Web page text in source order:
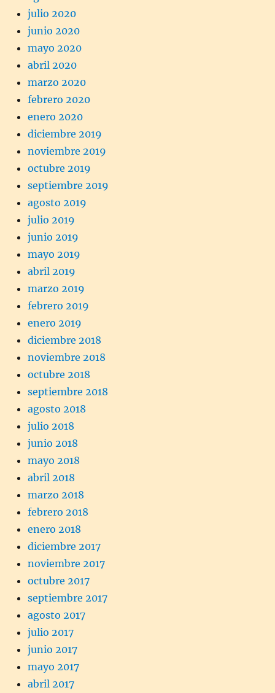
julio 2020
junio 2020
mayo 2020
abril 2020
marzo 2020
febrero 2020
enero 2020
diciembre 2019
noviembre 2019
octubre 2019
septiembre 2019
agosto 2019
julio 2019
junio 2019
mayo 2019
abril 2019
marzo 2019
febrero 2019
enero 2019
diciembre 2018
noviembre 2018
octubre 2018
septiembre 2018
agosto 2018
julio 2018
junio 2018
mayo 2018
abril 2018
marzo 2018
febrero 2018
enero 2018
diciembre 2017
noviembre 2017
octubre 2017
septiembre 2017
agosto 2017
julio 2017
junio 2017
mayo 2017
abril 2017